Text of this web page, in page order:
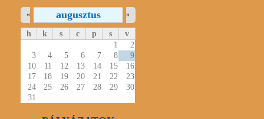
augusztus
« »
h k s c p s
v
1
2
3
4 5 6 7 8
9
10
11 12 13 14 15
16
17
18 19 20 21 22
23
24
25 26 27 28 29
30
31